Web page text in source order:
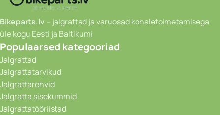
Bikeparts.lv – jalgrattad ja varuosad kohaletoimetamisega
üle kogu Eesti ja Baltikumi
Populaarsed kategooriad
Jalgrattad
Jalgrattatarvikud
Jalgrattarehvid
Jalgratta sisekummid
Jalgrattatööriistad